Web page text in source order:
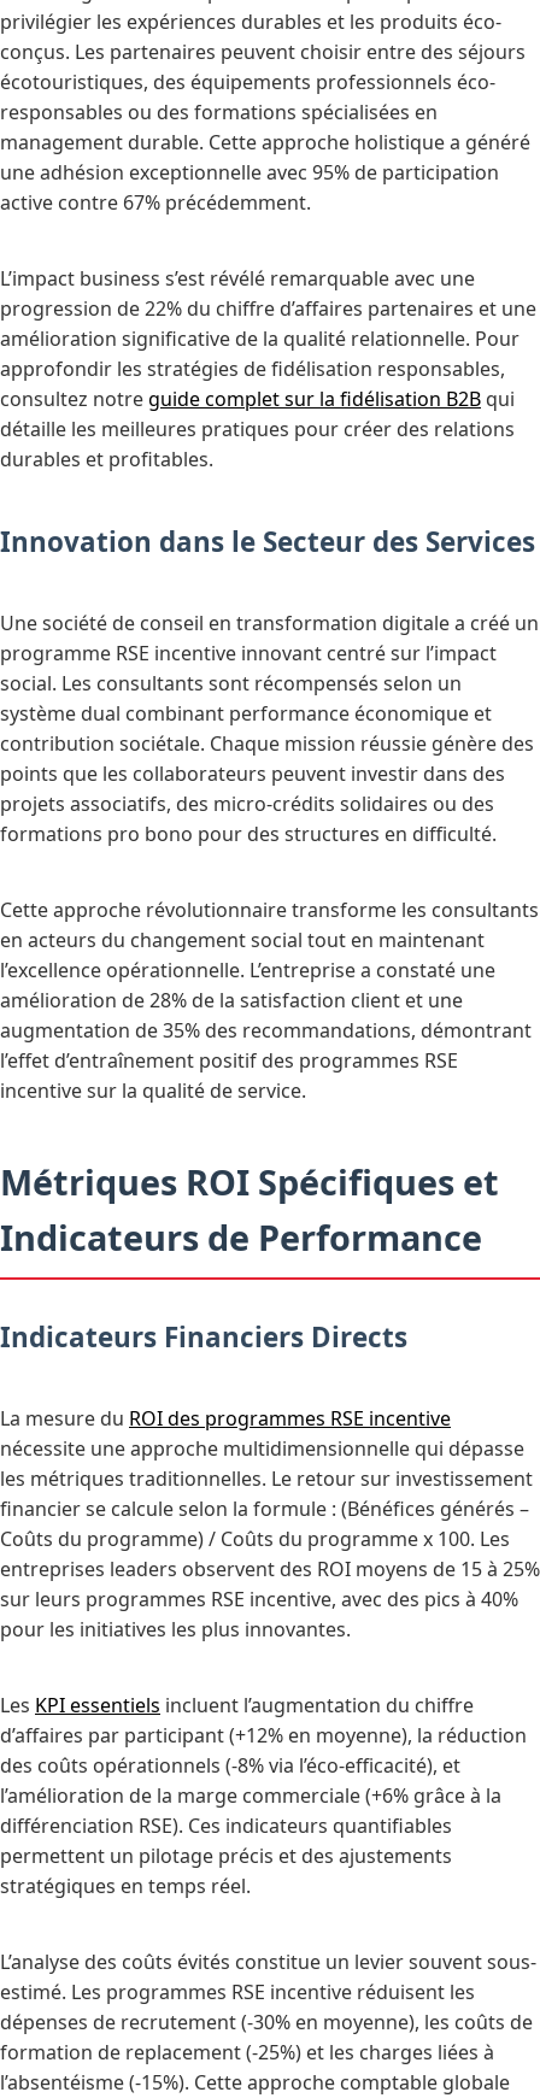
privilégier les expériences durables et les produits éco-
conçus. Les partenaires peuvent choisir entre des séjours
écotouristiques, des équipements professionnels éco-
responsables ou des formations spécialisées en
management durable. Cette approche holistique a généré
une adhésion exceptionnelle avec 95% de participation
active contre 67% précédemment.
L’impact business s’est révélé remarquable avec une
progression de 22% du chiffre d’affaires partenaires et une
amélioration significative de la qualité relationnelle. Pour
approfondir les stratégies de fidélisation responsables,
consultez notreguide complet sur la fidélisation B2B qui
détaille les meilleures pratiques pour créer des relations
durables et profitables.
Innovation dans le Secteur des Services
Une société de conseil en transformation digitale a créé un
programme RSE incentive innovant centré sur l’impact
social. Les consultants sont récompensés selon un
système dual combinant performance économique et
contribution sociétale. Chaque mission réussie génère des
points que les collaborateurs peuvent investir dans des
projets associatifs, des micro-crédits solidaires ou des
formations pro bono pour des structures en difficulté.
Cette approche révolutionnaire transforme les consultants
en acteurs du changement social tout en maintenant
l’excellence opérationnelle. L’entreprise a constaté une
amélioration de 28% de la satisfaction client et une
augmentation de 35% des recommandations, démontrant
l’effet d’entraînement positif des programmes RSE
incentive sur la qualité de service.
Métriques ROI Spécifiques et
Indicateurs de Performance
Indicateurs Financiers Directs
La mesure du ROI des programmes RSE incentive
nécessite une approche multidimensionnelle qui dépasse
les métriques traditionnelles. Le retour sur investissement
financier se calcule selon la formule : (Bénéfices générés –
Coûts du programme) / Coûts du programme x 100. Les
entreprises leaders observent des ROI moyens de 15 à 25%
sur leurs programmes RSE incentive, avec des pics à 40%
pour les initiatives les plus innovantes.
Les KPI essentiels incluent l’augmentation du chiffre
d’affaires par participant (+12% en moyenne), la réduction
des coûts opérationnels (-8% via l’éco-efficacité), et
l’amélioration de la marge commerciale (+6% grâce à la
différenciation RSE). Ces indicateurs quantifiables
permettent un pilotage précis et des ajustements
stratégiques en temps réel.
L’analyse des coûts évités constitue un levier souvent sous-
estimé. Les programmes RSE incentive réduisent les
dépenses de recrutement (-30% en moyenne), les coûts de
formation de replacement (-25%) et les charges liées à
l’absentéisme (-15%). Cette approche comptable globale